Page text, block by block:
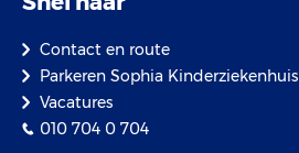
Contact en route
Parkeren Sophia Kinderziekenhuis
Vacatures
010 704 0 704